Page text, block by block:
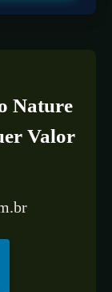
Nature
Valor